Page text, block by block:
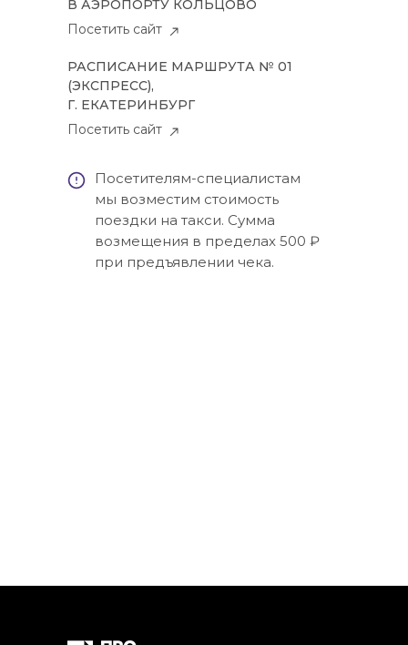
В АЭРОПОРТУ КОЛЬЦОВО
Посетить сайт
РАСПИСАНИЕ МАРШРУТА № 01
(ЭКСПРЕСС),
Г. ЕКАТЕРИНБУРГ
Посетить сайт
Посетителям-специалистам
мы возместим стоимость
поездки на такси. Сумма
возмещения в пределах 500 ₽
при предъявлении чека.